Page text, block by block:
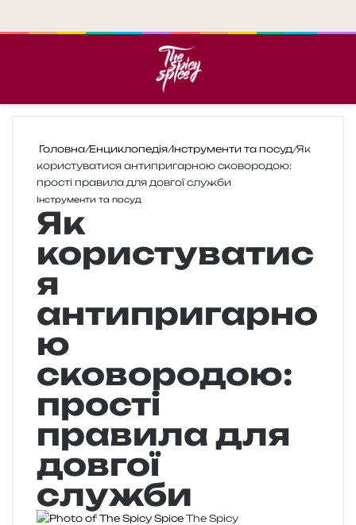
Головна/Енциклопедія/Інструменти та посуд/Як
користуватися антипригарною сковородою:
прості правила для довгої служби
Інструменти та посуд
Як
користуватис
я
антипригарно
ю
сковородою:
прості
правила для
довгої
служби
The Spicy